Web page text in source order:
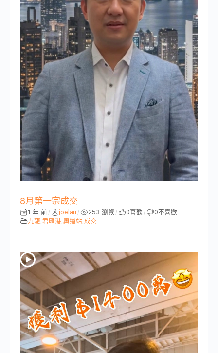
8月第一宗成交
1 年 前 / joelau / 253 瀏覽 / 0喜歡 / 0不喜歡
九龍 君匯港 奧運站 成交